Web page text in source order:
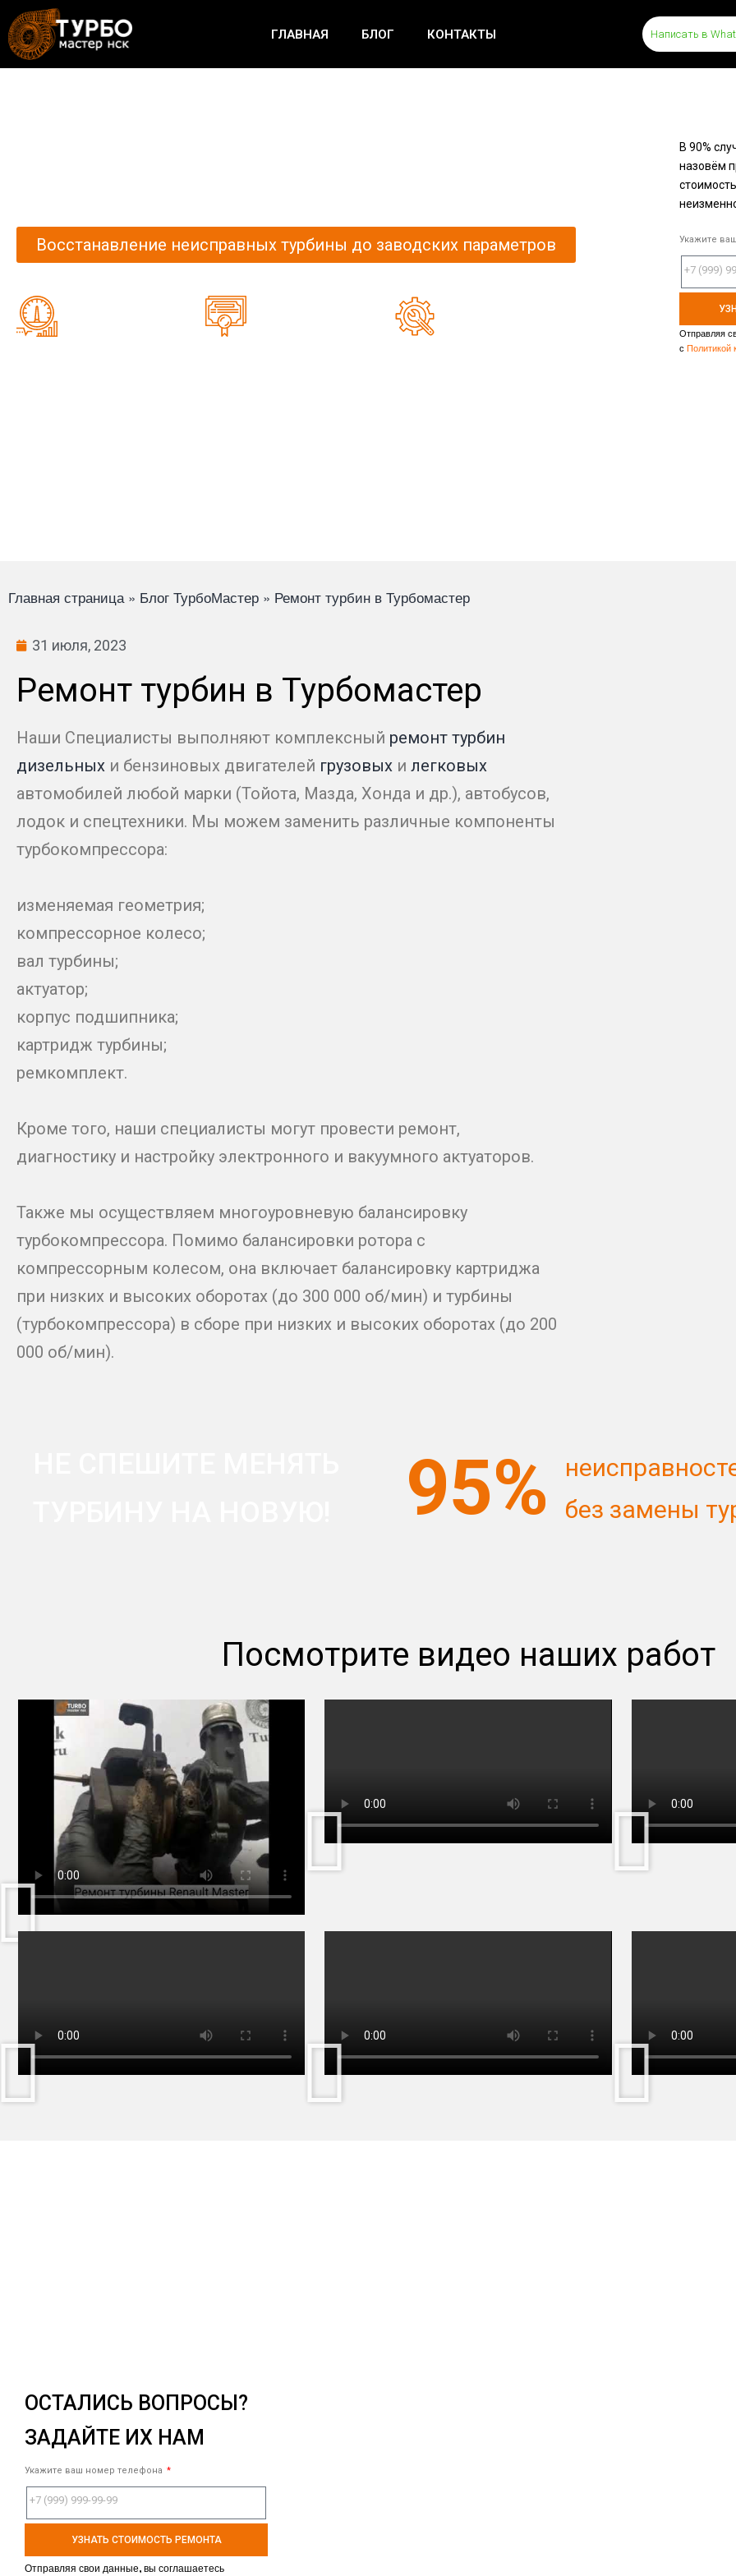
ГЛАВНАЯ БЛОГ КОНТАКТЫ Написать в
Восстанавление неисправных турбины до заводских параметров
В 90%
назовём
Укажите
Отправляя
с Политикой
Главная страница» Блог ТурбоМастер » Ремонт турбин в Турбомастер
31 июля, 2023
Ремонт турбин в Турбомастер
Наши Специалисты выполняют комплексный ремонт турбин
дизельных и бензиновых двигателей грузовых и легковых
автомобилей любой марки (Тойота, Мазда, Хонда и др.), автобусов,
лодок и спецтехники. Мы можем заменить различные компоненты
турбокомпрессора:
изменяемая геометрия;
компрессорное колесо;
вал турбины;
актуатор;
корпус подшипника;
картридж турбины;
ремкомплект.
Кроме того, наши специалисты могут провести ремонт,
диагностику и настройку электронного и вакуумного актуаторов.
Также мы осуществляем многоуровневую балансировку
турбокомпрессора. Помимо балансировки ротора с
компрессорным колесом, она включает балансировку картриджа
при низких и высоких оборотах (до 300 000 об/мин) и турбины
(турбокомпрессора) в сборе при низких и высоких оборотах (до 200
000 об/мин).
95%
без замены
Посмотрите видео наших работ
ОСТАЛИСЬ ВОПРОСЫ?
ЗАДАЙТЕ ИХ НАМ
Укажите ваш номер телефона
УЗНАТЬ СТОИМОСТЬ РЕМОНТА
Отправляя свои данные, вы соглашаетесь